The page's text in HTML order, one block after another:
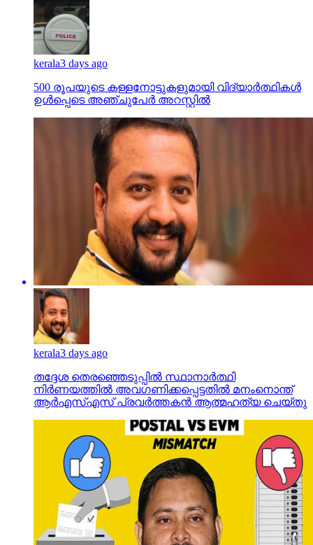
kerala3 days ago
500 രൂപയുടെ കള്ളനോട്ടുകളുമായി വിദ്യാര്‍ത്ഥികള്‍
ഉള്‍പ്പെടെ അഞ്ചുപേര്‍ അറസ്റ്റില്‍
kerala3 days ago
തദ്ദേശ തെരഞ്ഞെടുപ്പില്‍ സ്ഥാനാര്‍ത്ഥി
നിര്‍ണയത്തില്‍ അവഗണിക്കപ്പെട്ടതില്‍ മനംനൊന്ത്
ആര്‍എസ്എസ് പ്രവര്‍ത്തകന്‍ ആത്മഹത്യ ചെയ്തു